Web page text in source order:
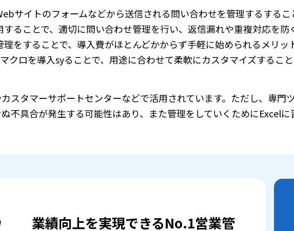
サイトのフォームなどから送信される問い合わせを管理するするこ
ることで、適切に問い合わせ管理を行い、返信漏れや重複対応を防
をすることで、導入費がほとんどかからず手軽に始められるメリッ
クロを導入syることで、用途に合わせて柔軟にカスタマイズするこ
スタマーサポートセンターなどで活用されています。ただし、専門
不具合が発生する可能性はあり、また管理をしていくためにExcelに
業績向上を実現できるNo.1営業管